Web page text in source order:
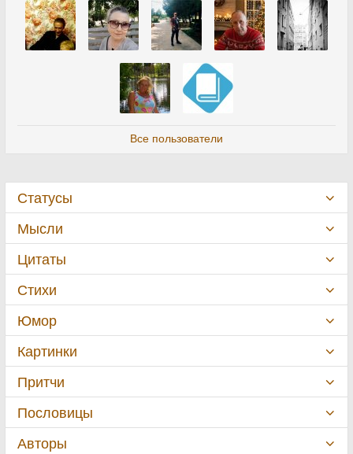
Все пользователи
Статусы
Мысли
Цитаты
Стихи
Юмор
Картинки
Притчи
Пословицы
Авторы